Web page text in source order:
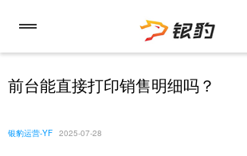
前台能直接打印销售明细吗？
银豹运营-YF 2025-07-28